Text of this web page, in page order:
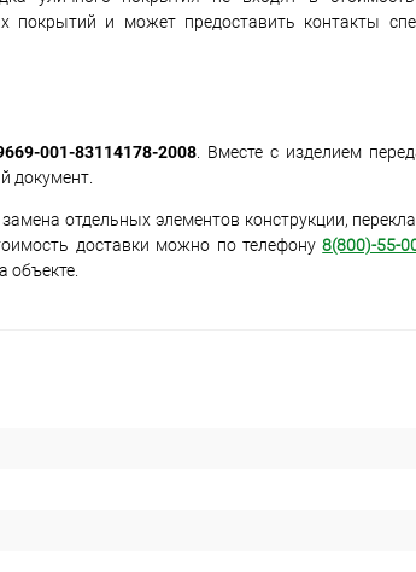
покрытий и может предоставить контакты
001-83114178-2008. Вместе с изделием
документ.
отдельных элементов конструкции,
доставки можно по телефону8(800)-55-
объекте.